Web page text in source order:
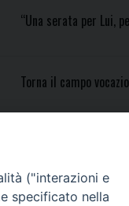
“Una serata per Lui,
Torna il campo
("interazioni e
specificato nella